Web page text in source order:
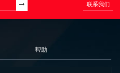
联系我们
帮助